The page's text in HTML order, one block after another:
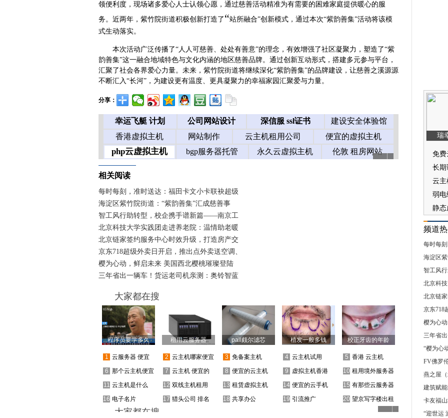
领便利度，现场诸多爱心人士认领心愿，通过慈善活动精准为有需要的困难家庭提供暖心的服
务。近两年，紫竹院街道积极创新打造了 “站所融合”创新模式，通过本次“紫韵善集”活动将该模
式生动落实。
本次活动广泛传播了“人人可慈善、处处有善意”的理念，有效增强了社区凝聚力，塑造了“紫
韵善集”这一融合地域特色与文化内涵的地区慈善品牌。通过创新互动形式，搭建多元参与平台，
汇聚了社会各界爱心力量。未来，紫竹院街道将继续深化“紫韵善集”的品牌建设，让慈善之溪源源
不断汇入“长河”，为建设更有温度、更具凝聚力的幸福家园汇聚爱与力量。
分享：
相关阅读
每时每刻，准时送达：福田卡文小卡联袂超级
海淀区紫竹院街道：“紫韵善集”汇成慈善事
智工风行助转型，校企携手谱新篇——南京工
北京科技大学实践团走进养老院：温情助老暖
北京链家签约服务中心时效升级，打造房产交
京东718超级外卖日开启，推出点外卖送空调、
樱为心动，鲜启未来 美国西北樱桃璀璨登陆
三年省出一辆车！货运老司机亲测：奥铃智蓝
频道
每时每
海淀区
智工风
北京科
北京链
京东718
樱为心
三年省
“樱为心
FV佛罗
燕之屋
建筑赋
卡友福
“迎世运